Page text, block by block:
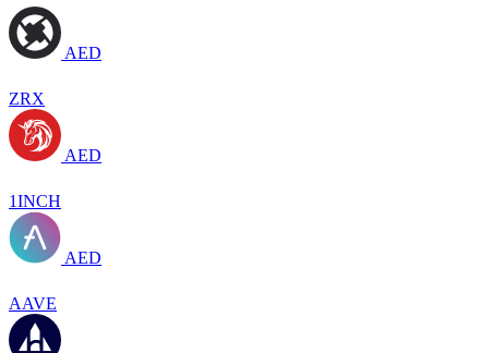
AED
ZRX
AED
1INCH
AED
AAVE